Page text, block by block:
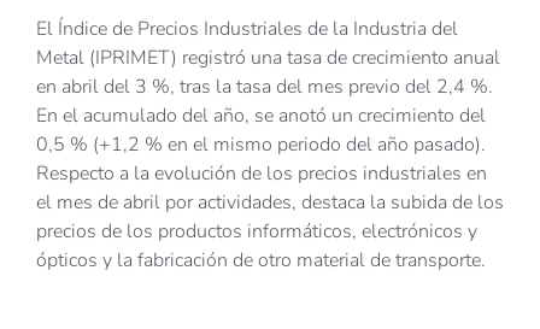
El Índice de Precios Industriales de la Industria del
Metal (IPRIMET) registró una tasa de crecimiento anual
en abril del 3 %, tras la tasa del mes previo del 2,4 %.
En el acumulado del año, se anotó un crecimiento del
0,5 % (+1,2 % en el mismo periodo del año pasado).
Respecto a la evolución de los precios industriales en
el mes de abril por actividades, destaca la subida de los
precios de los productos informáticos, electrónicos y
ópticos y la fabricación de otro material de transporte.